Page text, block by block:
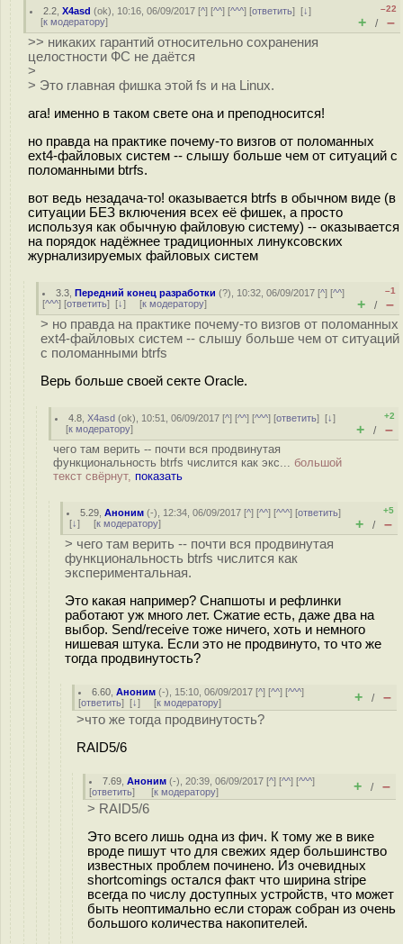
2.2 ,X4asd (ok), 10:16, 06/09/2017 [^] [^^] [^^^] [ответить][↓]
[к модератору]
–22
+ / –
>> никаких гарантий относительно сохранения
целостности ФС не даётся
>
> Это главная фишка этой fs и на Linux.
ага! именно в таком свете она и преподносится!
но правда на практике почему-то визгов от поломанных
ext4-файловых систем -- слышу больше чем от ситуаций с
поломанными btrfs.
вот ведь незадача-то! оказывается btrfs в обычном виде (в
ситуации БЕЗ включения всех её фишек, а просто
используя как обычную файловую систему) -- оказывается
на порядок надёжнее традиционных линуксовских
журнализируемых файловых систем
3.3 ,Передний конец разработки (?), 10:32, 06/09/2017 [^] [^^]
[^^^] [ответить] [↓] [к модератору]
–1
+ / –
> но правда на практике почему-то визгов от поломанных
ext4-файловых систем -- слышу больше чем от ситуаций
с поломанными btrfs
Верь больше своей секте Oracle.
4.8 ,X4asd (ok), 10:51, 06/09/2017 [^] [^^] [^^^] [ответить][↓]
[к модератору]
+2
+ / –
чего там верить -- почти вся продвинутая
функциональность btrfs числится как экс... большой
текст свёрнут, показать
5.29 ,Аноним (-), 12:34, 06/09/2017 [^] [^^] [^^^] [ответить]
[↓] [к модератору]
+5
+ / –
> чего там верить -- почти вся продвинутая
функциональность btrfs числится как
экспериментальная.
Это какая например? Снапшоты и рефлинки
работают уж много лет. Сжатие есть, даже два на
выбор. Send/receive тоже ничего, хоть и немного
нишевая штука. Если это не продвинуто, то что же
тогда продвинутость?
6.60 ,Аноним (-), 15:10, 06/09/2017 [^] [^^] [^^^]
[ответить] [↓] [к модератору] + / –
>что же тогда продвинутость?
RAID5/6
7.69 ,Аноним (-), 20:39, 06/09/2017 [^] [^^] [^^^]
[ответить] [к модератору] + / –
> RAID5/6
Это всего лишь одна из фич. К тому же в вике
вроде пишут что для свежих ядер большинство
известных проблем починено. Из очевидных
shortcomings остался факт что ширина stripe
всегда по числу доступных устройств, что может
быть неоптимально если стораж собран из очень
большого количества накопителей.